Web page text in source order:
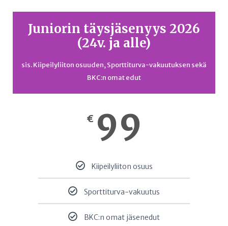
Juniorin täysjäsenyys 2026
(24v. ja alle)
sis. Kiipeilyliiton osuuden, Sporttiturva-vakuutuksen sekä
BKC:n omat edut
€ 99
Kiipeilyliiton osuus
Sporttiturva-vakuutus
BKC:n omat jäsenedut